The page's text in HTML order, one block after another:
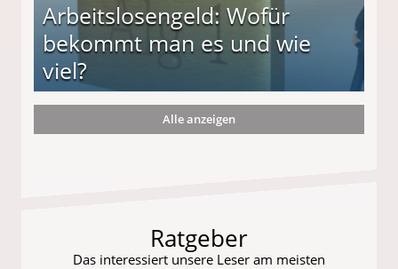
Arbeitslosengeld: Wofür
bekommt man es und wie
viel?
und wie viel?
Alle anzeigen
Ratgeber
Das interessiert unsere Leser am meisten